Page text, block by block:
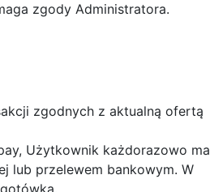
zgody Administratora.
zgodnych z aktualną ofertą
Użytkownik każdorazowo ma
lub przelewem bankowym. W